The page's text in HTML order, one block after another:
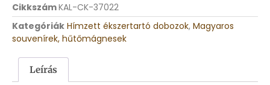
CikkszámKAL-CK-37022
Kategóriák Hímzett ékszertartó dobozok, Magyaros
souvenírek, hűtőmágnesek
Leírás